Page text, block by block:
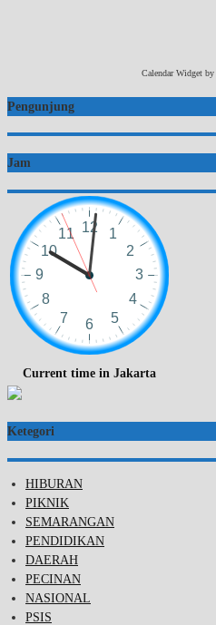
Calendar Widget by
Pengunjung
Jam
Current time in Jakarta
Ketegori
HIBURAN
PIKNIK
SEMARANGAN
PENDIDIKAN
DAERAH
PECINAN
NASIONAL
PSIS